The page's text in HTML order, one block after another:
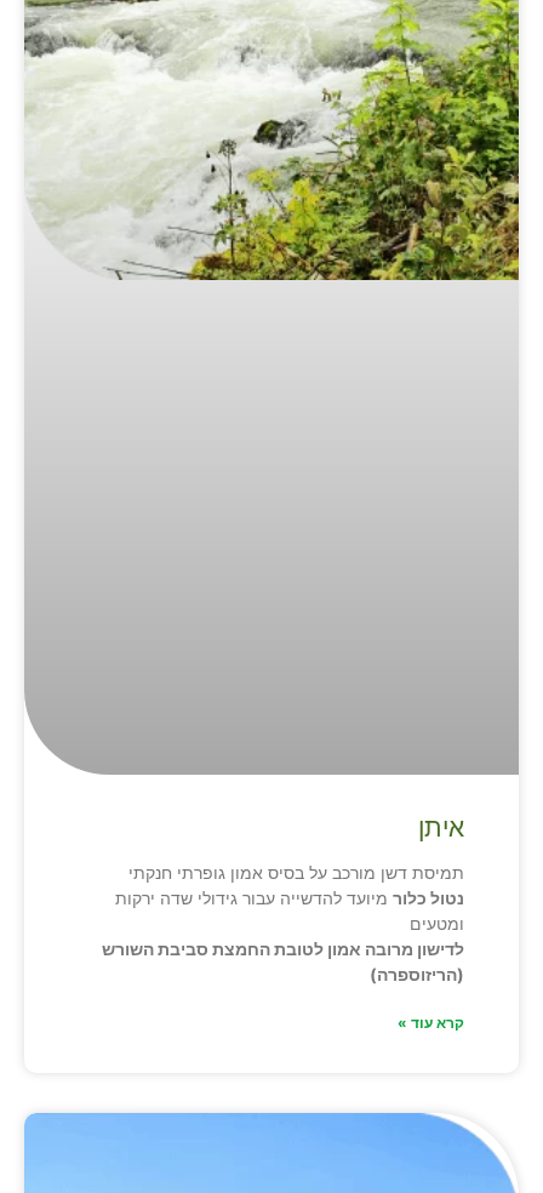
איתן
תמיסת דשן מורכב על בסיס אמון גופרתי חנקתי
נטול כלור מיועד להדשייה עבור גידולי שדה ירקות
ומטעים
לדישון מרובה אמון לטובת החמצת סביבת השורש
(הריזוספרה)
קרא עוד »